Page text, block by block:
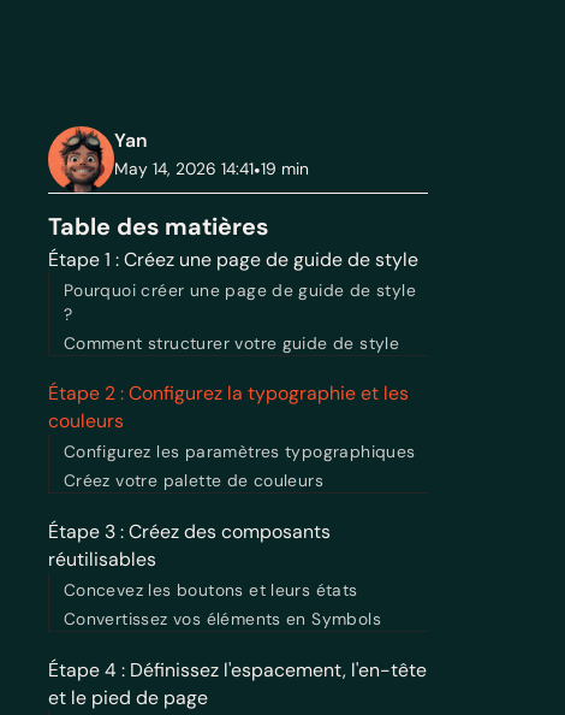
Yan
May 14, 2026 14:41•19 min
Table des matières
Étape 1 : Créez une page de guide de style
Pourquoi créer une page de guide de style
?
Comment structurer votre guide de style
Étape 2 : Configurez la typographie et les
couleurs
Configurez les paramètres typographiques
Créez votre palette de couleurs
Étape 3 : Créez des composants
réutilisables
Concevez les boutons et leurs états
Convertissez vos éléments en Symbols
Étape 4 : Définissez l'espacement, l'en-tête
et le pied de page